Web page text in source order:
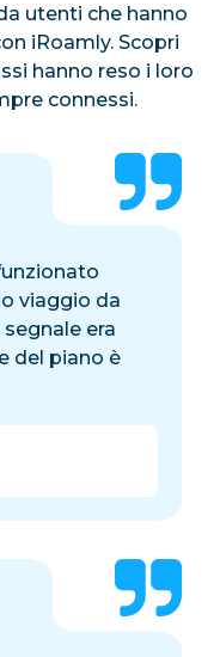
utenti che hanno
iRoamly. Scopri
hanno reso i loro
connessi.
viaggio da
era
del piano è